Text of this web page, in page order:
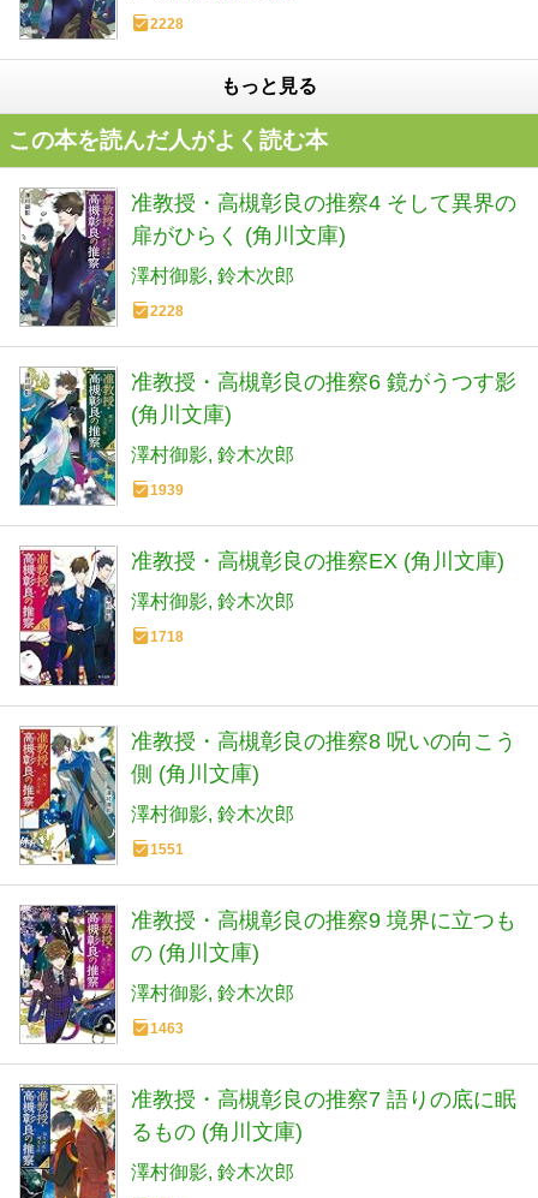
2228
もっと見る
この本を読んだ人がよく読む本
准教授・高槻彰良の推察4 そして異界の
扉がひらく (角川文庫)
澤村御影 鈴木次郎
2228
准教授・高槻彰良の推察6 鏡がうつす影
(角川文庫)
澤村御影 鈴木次郎
1939
准教授・高槻彰良の推察EX (角川文庫)
澤村御影 鈴木次郎
1718
准教授・高槻彰良の推察8 呪いの向こう
側 (角川文庫)
澤村御影 鈴木次郎
1551
准教授・高槻彰良の推察9 境界に立つも
の (角川文庫)
澤村御影 鈴木次郎
1463
准教授・高槻彰良の推察7 語りの底に眠
るもの (角川文庫)
澤村御影 鈴木次郎